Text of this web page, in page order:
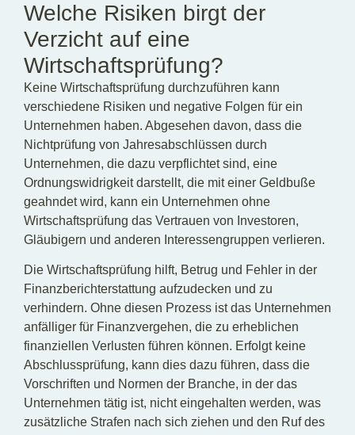
Welche Risiken birgt der
Verzicht auf eine
Wirtschaftsprüfung?
Keine Wirtschaftsprüfung durchzuführen kann
verschiedene Risiken und negative Folgen für ein
Unternehmen haben. Abgesehen davon, dass die
Nichtprüfung von Jahresabschlüssen durch
Unternehmen, die dazu verpflichtet sind, eine
Ordnungswidrigkeit darstellt, die mit einer Geldbuße
geahndet wird, kann ein Unternehmen ohne
Wirtschaftsprüfung das Vertrauen von Investoren,
Gläubigern und anderen Interessengruppen verlieren.
Die Wirtschaftsprüfung hilft, Betrug und Fehler in der
Finanzberichterstattung aufzudecken und zu
verhindern. Ohne diesen Prozess ist das Unternehmen
anfälliger für Finanzvergehen, die zu erheblichen
finanziellen Verlusten führen können. Erfolgt keine
Abschlussprüfung, kann dies dazu führen, dass die
Vorschriften und Normen der Branche, in der das
Unternehmen tätig ist, nicht eingehalten werden, was
zusätzliche Strafen nach sich ziehen und den Ruf des